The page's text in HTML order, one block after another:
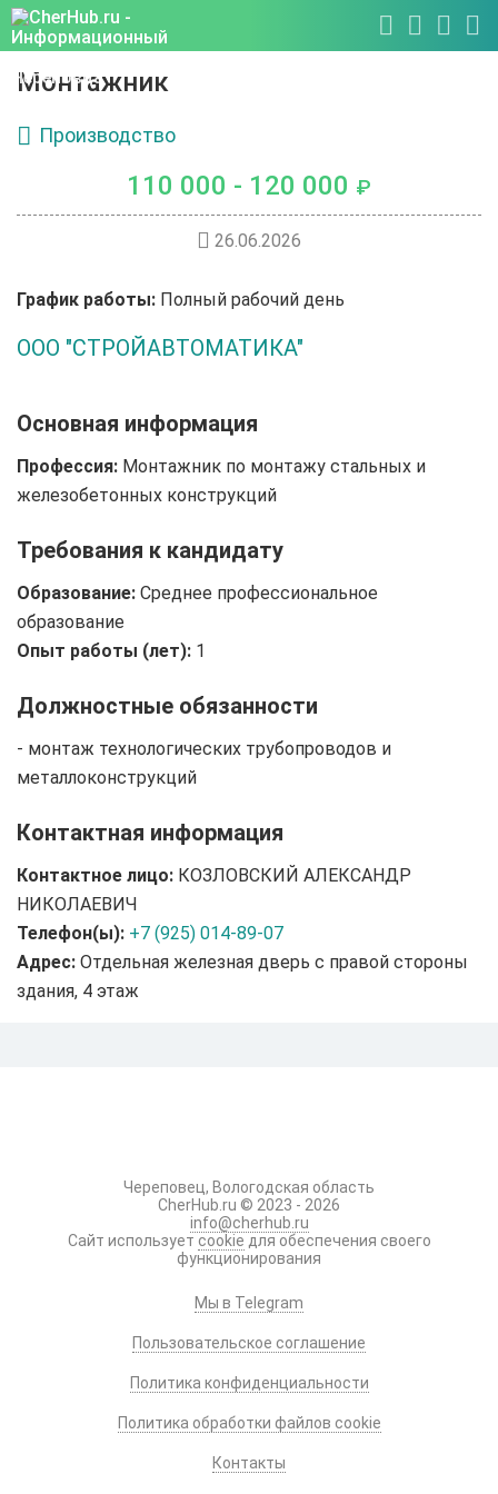
Монтажник
Производство
110 000 - 120 000 ₽
26.06.2026
График работы: Полный рабочий день
ООО "СТРОЙАВТОМАТИКА"
Основная информация
Профессия: Монтажник по монтажу стальных и
железобетонных конструкций
Требования к кандидату
Образование: Среднее профессиональное
образование
Опыт работы (лет): 1
Должностные обязанности
- монтаж технологических трубопроводов и
металлоконструкций
Контактная информация
Контактное лицо: КОЗЛОВСКИЙ АЛЕКСАНДР
НИКОЛАЕВИЧ
Телефон(ы): +7 (925) 014-89-07
Адрес: Отдельная железная дверь с правой стороны
здания, 4 этаж
Череповец, Вологодская область
CherHub.ru © 2023 - 2026
info@cherhub.ru
Сайт использует cookie для обеспечения своего
функционирования
Мы в Telegram
Пользовательское соглашение
Политика конфиденциальности
Политика обработки файлов cookie
Контакты